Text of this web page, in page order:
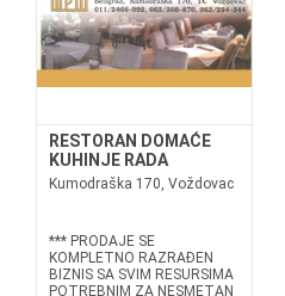
RESTORAN DOMAĆE
KUHINJE RADA
Kumodraška 170, Voždovac
*** PRODAJE SE
KOMPLETNO RAZRAĐEN
BIZNIS SA SVIM RESURSIMA
POTREBNIM ZA NESMETAN